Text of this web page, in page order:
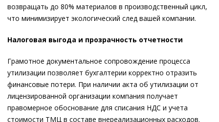
возвращать до 80% материалов в производственный цикл,
что минимизирует экологический след вашей компании.
Налоговая выгода и прозрачность отчетности
Грамотное документальное сопровождение процесса
утилизации позволяет бухгалтерии корректно отразить
финансовые потери. При наличии акта об утилизации от
лицензированной организации компания получает
правомерное обоснование для списания НДС и учета
стоимости ТМЦ в составе внереализационных расходов.